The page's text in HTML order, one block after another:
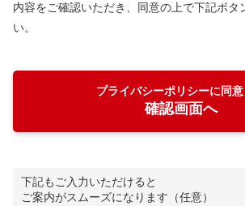
内容をご確認いただき、同意の上で下記ボタ
い。
プライバシーポリシーに同
確認画面へ
下記もご入力いただけると
ご案内がスムーズになります（任意）